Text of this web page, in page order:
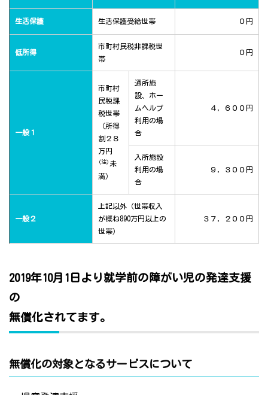
生活保護 生活保護受給世帯 ０円
低所得
市町村民税非課税世
帯
０円
一般１
市町村
民税課
税世帯
（所得
割２８
万円
(注) 未
満）
通所施
設、ホー
ムヘルプ
利用の場
合
４，６００円
入所施設
利用の場
合
９，３００円
一般２
上記以外（世帯収入
が概ね890万円以上の
世帯）
３７，２００円
2019年10月1日より就学前の障がい児の発達支援
の
無償化されてます。
無償化の対象となるサービスについて